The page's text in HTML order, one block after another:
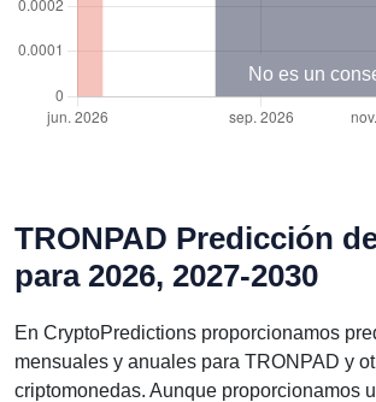
No es un
TRONPAD Predicción
para 2026, 2027-2030
En CryptoPredictions proporcionamos
mensuales y anuales para TRONPAD y
criptomonedas. Aunque proporcionamos